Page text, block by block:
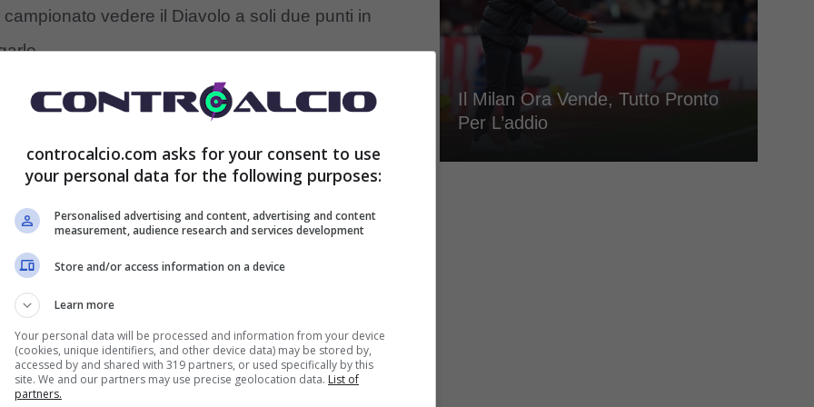
vedere il Diavolo a soli due punti in
che parevano incoraggianti. Per ora, la società è
Milan chiamato a cambiare decisamente marcia.
Dopo la gara con il Venezia, ci saranno due
Liverpool e quella all’Inter.
che deteneva la panchina milanista fino a
contratto. Motivo per il quale, nel caso in cui la
uno dei candidati più papabili sarebbe proprio
tre allenatori nel corso di questa stagione,
Il Milan Ora Vende, Tutto Pronto
Per L’addio
controcalcio.com asks for your consent to use
your personal data for the following purposes:
Personalised advertising and content, advertising and content
measurement, audience research and services development
Store and/or access information on a device
Learn more
Your personal data will be processed and information from your device
(cookies, unique identifiers, and other device data) may be stored by,
accessed by and shared with 319 partners, or used specifically by this
site. We and our partners may use precise geolocation data. List of
partners.